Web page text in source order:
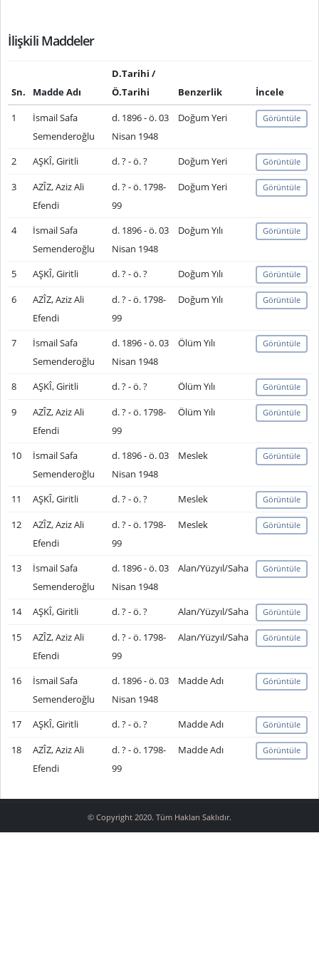
İlişkili Maddeler
Sn. Madde Adı
D.Tarihi /
Ö.Tarihi
Benzerlik
İncele
1
İsmail Safa
Semenderoğlu
d. 1896 - ö. 03
Nisan 1948
Doğum Yeri Görüntüle
2 AŞKÎ, Giritli d. ? - ö. ? Doğum Yeri Görüntüle
3
AZÎZ, Aziz Ali
Efendi
d. ? - ö. 1798-
99
Doğum Yeri Görüntüle
4
İsmail Safa
Semenderoğlu
d. 1896 - ö. 03
Nisan 1948
Doğum Yılı Görüntüle
5 AŞKÎ, Giritli d. ? - ö. ? Doğum Yılı Görüntüle
6
AZÎZ, Aziz Ali
Efendi
d. ? - ö. 1798-
99
Doğum Yılı Görüntüle
7
İsmail Safa
Semenderoğlu
d. 1896 - ö. 03
Nisan 1948
Ölüm Yılı Görüntüle
8 AŞKÎ, Giritli d. ? - ö. ? Ölüm Yılı Görüntüle
9
AZÎZ, Aziz Ali
Efendi
d. ? - ö. 1798-
99
Ölüm Yılı Görüntüle
10
İsmail Safa
Semenderoğlu
d. 1896 - ö. 03
Nisan 1948
Meslek Görüntüle
11 AŞKÎ, Giritli d. ? - ö. ? Meslek Görüntüle
12
AZÎZ, Aziz Ali
Efendi
d. ? - ö. 1798-
99
Meslek Görüntüle
13
İsmail Safa
Semenderoğlu
d. 1896 - ö. 03
Nisan 1948
Alan/Yüzyıl/Saha Görüntüle
14 AŞKÎ, Giritli d. ? - ö. ? Alan/Yüzyıl/Saha Görüntüle
15
AZÎZ, Aziz Ali
Efendi
d. ? - ö. 1798-
99
Alan/Yüzyıl/Saha Görüntüle
16
İsmail Safa
Semenderoğlu
d. 1896 - ö. 03
Nisan 1948
Madde Adı Görüntüle
17 AŞKÎ, Giritli d. ? - ö. ? Madde Adı Görüntüle
18
AZÎZ, Aziz Ali
Efendi
d. ? - ö. 1798-
99
Madde Adı Görüntüle
© Copyright 2020. Tüm Hakları Saklıdır.